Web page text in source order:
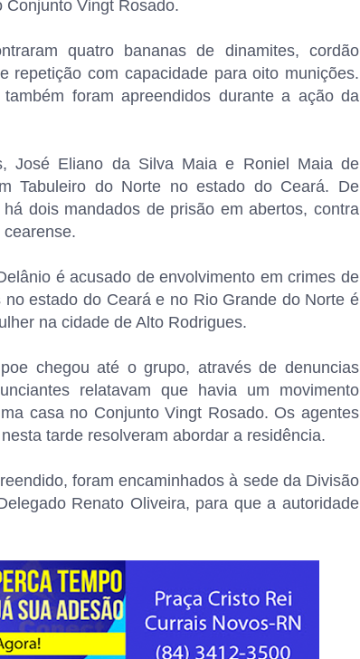
Vingt Rosado.
quatro bananas de dinamites, cordão
repetição com capacidade para oito munições.
foram apreendidos durante a ação da
José Eliano da Silva Maia e Roniel Maia de
Tabuleiro do Norte no estado do Ceará. De
dois mandados de prisão em abertos, contra
é acusado de envolvimento em crimes de
estado do Ceará e no Rio Grande do Norte é
na cidade de Alto Rodrigues.
chegou até o grupo, através de denuncias
relatavam que havia um movimento
casa no Conjunto Vingt Rosado. Os agentes
tarde resolveram abordar a residência.
foram encaminhados à sede da Divisão
Renato Oliveira, para que a autoridade